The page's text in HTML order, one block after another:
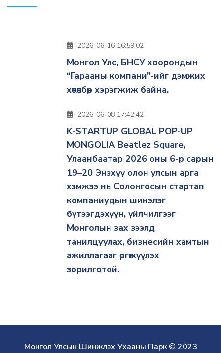
2026-06-16 16:59:02
Монгол Улс, БНСУ хоорондын
“Гарааны компани”-ийг дэмжих
хөтөлбөр хэрэгжиж байна.
2026-06-08 17:42:42
K-STARTUP GLOBAL POP-UP
MONGOLIA Beatlez Square,
Улаанбаатар 2026 оны 6-р сарын
19–20 Энэхүү олон улсын арга
хэмжээ нь Солонгосын стартап
компаниудын шинэлэг
бүтээгдэхүүн, үйлчилгээг
Монголын зах зээлд
танилцуулах, бизнесийн хамтын
ажиллагааг өргөжүүлэх
зорилготой.
Монгол Улсын Шинжлэх Ухааны Парк © 2023